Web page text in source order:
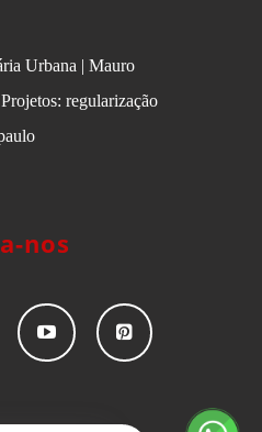
Urbana | Mauro
regularização
nos